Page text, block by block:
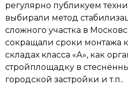
регулярно публикуем
выбирали метод
сложного участка в
сокращали сроки монтажа
складах класса «А», как
стройплощадку в
городской застройки и т.п..